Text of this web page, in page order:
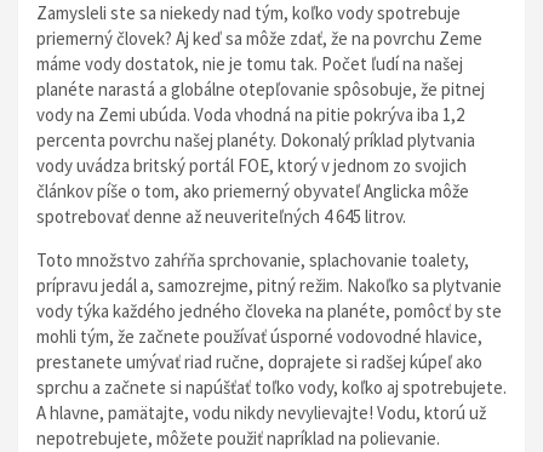
Zamysleli ste sa niekedy nad tým, koľko vody spotrebuje
priemerný človek? Aj keď sa môže zdať, že na povrchu Zeme
máme vody dostatok, nie je tomu tak. Počet ľudí na našej
planéte narastá a globálne otepľovanie spôsobuje, že pitnej
vody na Zemi ubúda. Voda vhodná na pitie pokrýva iba 1,2
percenta povrchu našej planéty. Dokonalý príklad plytvania
vody uvádza britský portál FOE, ktorý v jednom zo svojich
článkov píše o tom, ako priemerný obyvateľ Anglicka môže
spotrebovať denne až neuveriteľných 4 645 litrov.
Toto množstvo zahŕňa sprchovanie, splachovanie toalety,
prípravu jedál a, samozrejme, pitný režim. Nakoľko sa plytvanie
vody týka každého jedného človeka na planéte, pomôcť by ste
mohli tým, že začnete používať úsporné vodovodné hlavice,
prestanete umývať riad ručne, doprajete si radšej kúpeľ ako
sprchu a začnete si napúšťať toľko vody, koľko aj spotrebujete.
A hlavne, pamätajte, vodu nikdy nevylievajte! Vodu, ktorú už
nepotrebujete, môžete použiť napríklad na polievanie.